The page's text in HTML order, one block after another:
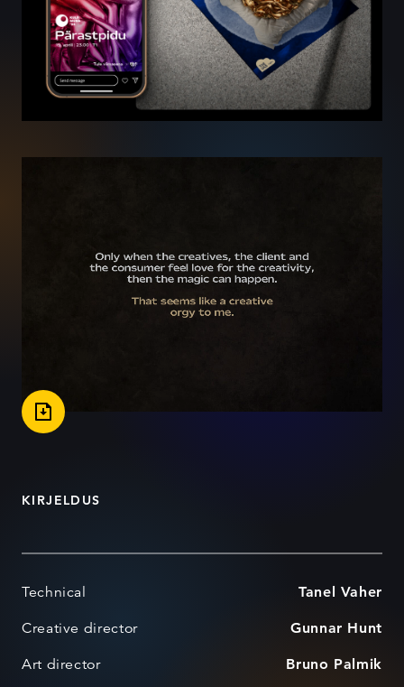
KIRJELDUS
Technical Tanel Vaher
Creative director Gunnar Hunt
Art director Bruno Palmik